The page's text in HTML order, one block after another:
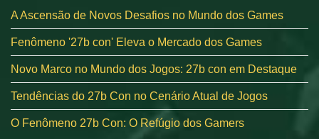
A Ascensão de Novos Desafios no Mundo dos Games
Fenômeno '27b con' Eleva o Mercado dos Games
Novo Marco no Mundo dos Jogos: 27b con em Destaque
Tendências do 27b Con no Cenário Atual de Jogos
O Fenômeno 27b Con: O Refúgio dos Gamers